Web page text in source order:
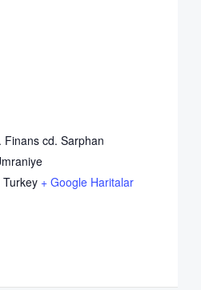
cd. Sarphan
Turkey + Google Haritalar